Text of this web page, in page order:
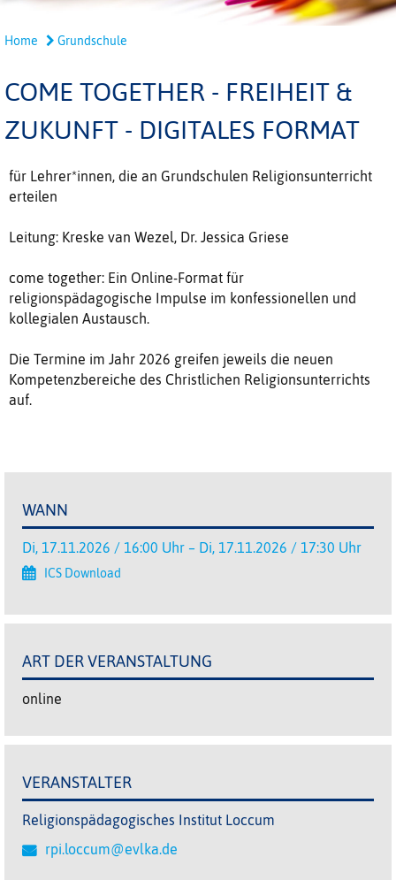
Home Grundschule
COME TOGETHER - FREIHEIT &
ZUKUNFT - DIGITALES FORMAT
für Lehrer*innen, die an Grundschulen Religionsunterricht
erteilen
Leitung: Kreske van Wezel, Dr. Jessica Griese
come together: Ein Online-Format für
religionspädagogische Impulse im konfessionellen und
kollegialen Austausch.
Die Termine im Jahr 2026 greifen jeweils die neuen
Kompetenzbereiche des Christlichen Religionsunterrichts
auf.
WANN
Di, 17.11.2026 / 16:00 Uhr – Di, 17.11.2026 / 17:30 Uhr
ICS Download
ART DER VERANSTALTUNG
online
VERANSTALTER
Religionspädagogisches Institut Loccum
rpi.loccum@evlka.de